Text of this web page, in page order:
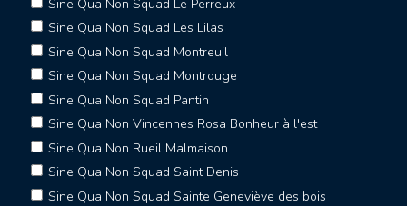
Sine Qua Non Squad Le Perreux
Sine Qua Non Squad Les Lilas
Sine Qua Non Squad Montreuil
Sine Qua Non Squad Montrouge
Sine Qua Non Squad Pantin
Sine Qua Non Vincennes Rosa Bonheur à l'est
Sine Qua Non Rueil Malmaison
Sine Qua Non Squad Saint Denis
Sine Qua Non Squad Sainte Geneviève des bois